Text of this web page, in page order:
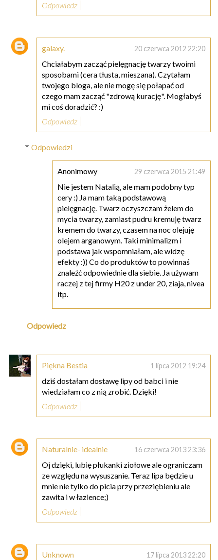
Odpowiedz
galaxy. 20 czerwca 2012 22:20
Chciałabym zacząć pielęgnację twarzy twoimi
sposobami (cera tłusta, mieszana). Czytałam
twojego bloga, ale nie mogę się połapać od
czego mam zacząć "zdrową kurację". Mogłabyś
mi coś doradzić? :)
Odpowiedz
Odpowiedzi
Anonimowy 29 czerwca 2015 21:49
Nie jestem Natalią, ale mam podobny typ
cery :) Ja mam taką podstawową
pielęgnację. Twarz oczyszczam żelem do
mycia twarzy, zamiast pudru kremuję twarz
kremem do twarzy, czasem na noc olejuję
olejem arganowym. Taki minimalizm i
podstawa jak wspomniałam, ale widzę
efekty :)) Co do produktów to powinnaś
znaleźć odpowiednie dla siebie. Ja używam
raczej z tej firmy H20 z under 20, ziaja, nivea
itp.
Odpowiedz
Piękna Bestia 1 lipca 2012 19:24
dziś dostałam dostawę lipy od babci i nie
wiedziałam co z nią zrobić. Dzięki!
Odpowiedz
Naturalnie- idealnie 16 czerwca 2013 23:36
Oj dzięki, lubię płukanki ziołowe ale ograniczam
ze względu na wysuszanie. Teraz lipa będzie u
mnie nie tylko do picia przy przeziębieniu ale
zawita i w łazience;)
Odpowiedz
Unknown 17 lipca 2013 22:20